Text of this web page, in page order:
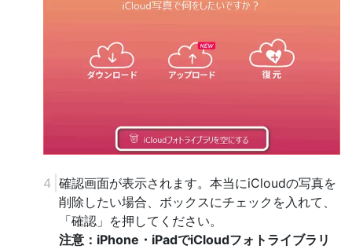
確認画面が表示されます。本当にiCloudの写真を
削除したい場合、ボックスにチェックを入れて、
「確認」を押してください。
注意：iPhone・iPadでiCloudフォトライブラリ